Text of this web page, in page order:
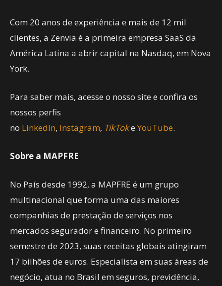
Com 20 anos de experiência e mais de 12 mil
clientes, a Zenvia é a primeira empresa SaaS da
América Latina a abrir capital na Nasdaq, em Nova
York.
Para saber mais, acesse o nosso site e confira os
nossos perfis
no LinkedIn, Instagram, TikToke YouTube.
Sobre a MAPFRE
No País desde 1992, a MAPFRE é um grupo
multinacional que forma uma das maiores
companhias de prestação de serviços nos
mercados segurador e financeiro. No primeiro
semestre de 2023, suas receitas globais atingiram
17 bilhões de euros. Especialista em suas áreas de
negócio, atua no Brasil em seguros, previdência,